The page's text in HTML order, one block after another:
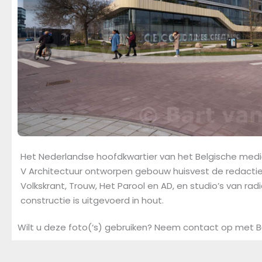
Het Nederlandse hoofdkwartier van het Belgische
V Architectuur ontworpen gebouw huisvest de
Volkskrant, Trouw, Het Parool en AD, en studio’s van
constructie is uitgevoerd in hout.
Wilt u deze foto(‘s) gebruiken? Neem contact op met